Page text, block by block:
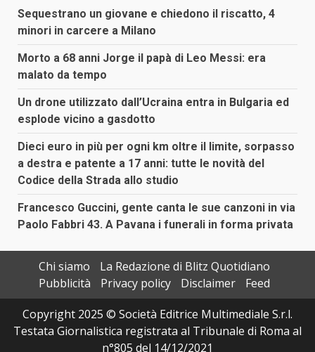
Sequestrano un giovane e chiedono il riscatto, 4
minori in carcere a Milano
Morto a 68 anni Jorge il papà di Leo Messi: era
malato da tempo
Un drone utilizzato dall’Ucraina entra in Bulgaria ed
esplode vicino a gasdotto
Dieci euro in più per ogni km oltre il limite, sorpasso
a destra e patente a 17 anni: tutte le novità del
Codice della Strada allo studio
Francesco Guccini, gente canta le sue canzoni in via
Paolo Fabbri 43. A Pavana i funerali in forma privata
Chi siamo
La Redazione di Blitz Quotidiano
Pubblicità
Privacy policy Disclaimer
Feed
Copyright 2025 © Società Editrice Multimediale S.r.l.
Testata Giornalistica registrata al Tribunale di Roma al
n°805 del 14/12/2021